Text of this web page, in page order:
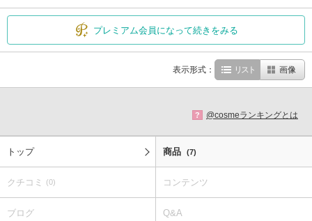
プレミアム会員になって続きをみる
表示形式： リスト 画像
? @cosmeランキングとは
トップ 商品 (7)
クチコミ (0) コンテンツ
ブログ Q&A